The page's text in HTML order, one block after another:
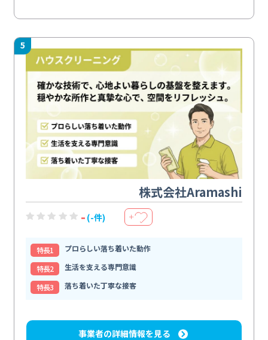
5
株式会社Aramashi
- (-件) ＋
特⻑1
プロらしい落ち着いた動作
特⻑2
生活を支える専門意識
特⻑3
落ち着いた丁寧な接客
事業者の詳細情報を見る